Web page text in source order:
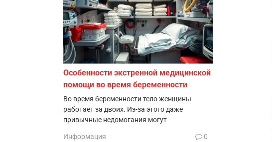
Особенности экстренной медицинской
помощи во время беременности
Во время беременности тело женщины
работает за двоих. Из-за этого даже
привычные недомогания могут
Информация 0